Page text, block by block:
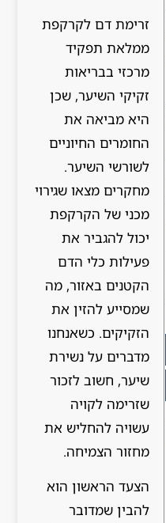
זרימת דם לקרקפת
ממלאת תפקיד
מרכזי בבריאות
זקיקי השיער, שכן
היא מביאה את
החומרים החיוניים
לשורשי השיער.
מחקרים מצאו שגירוי
מכני של הקרקפת
יכול להגביר את
פעילות כלי הדם
הקטנים באזור, מה
שמסייע להזין את
הזקיקים. כשאנחנו
מדברים על נשירת
שיער, חשוב לזכור
שזרימה לקויה
עשויה להחליש את
מחזור הצמיחה.
הצעד הראשון הוא
להבין שמדובר